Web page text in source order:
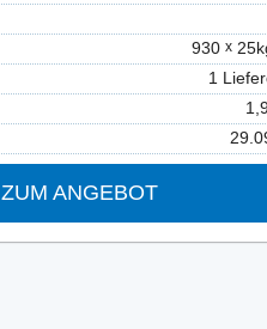
930
1
ZUM ANGEBOT